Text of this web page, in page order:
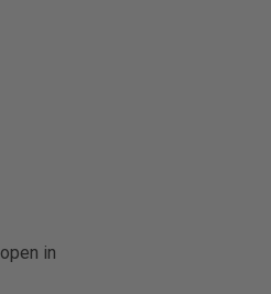
in